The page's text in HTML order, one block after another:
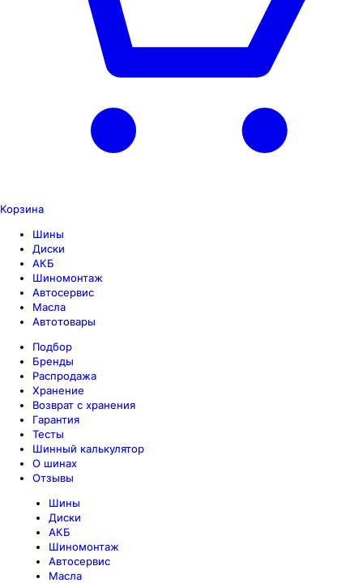
Корзина
Шины
Диски
АКБ
Шиномонтаж
Автосервис
Масла
Автотовары
Подбор
Бренды
Распродажа
Хранение
Возврат с хранения
Гарантия
Тесты
Шинный калькулятор
О шинах
Отзывы
Шины
Диски
АКБ
Шиномонтаж
Автосервис
Масла